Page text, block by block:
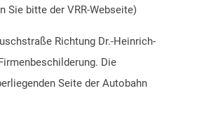
Sie bitte der VRR-Webseite)
Richtung Dr.-Heinrich-
Die
Seite der Autobahn